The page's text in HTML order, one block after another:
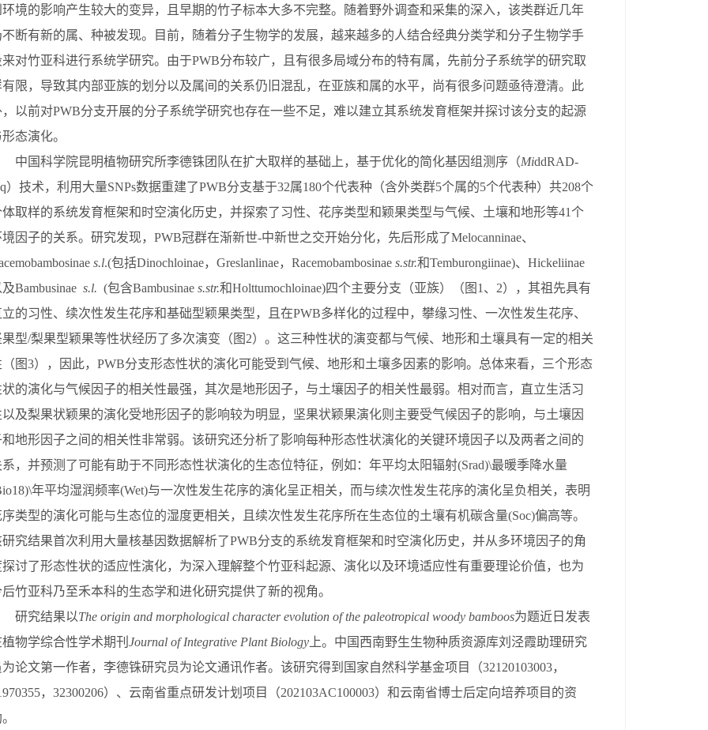
境的影响产生较大的变异，且早期的竹子标本大多不完整。
随着野外调查和采集的深入 ，该类群近几年
不断有新的属、种被发现。目前，随着分子生物学的发展，越来越多的人结合经典分类学和分子生物学手
来对竹亚科进行系统学研究。 由于PWB分布较广，且有很多局域分布的特有属，先前分子系统学的研究取
限， 导致其内部亚族的划分以及属间的关系仍旧混乱，在亚族和属的水平，尚有很多问题亟待澄清。此
以前对PWB分支开展的分子系统学研究也存在一些不足， 难以建立其系统发育框架并探讨该分支的起源
态演化。
中国科学院昆明植物研究所李德铢团队在扩大取样的基础上 ， 基于优化的简化基因组测序（MiddRAD-
）技术，利用大量SNPs数据重建了PWB分支基于32属180个代表种 （含外类群5个属的5个代表种） 共208个
体取样的系统发育框架和时空演化历史，并探索了习性、花序类型和颖果类型与气候、土壤和地形等41个
境因子的关系。研究发现， PWB冠群在渐新世-中新世之交开始分化， 先后形成了Melocanninae、
s.l.(包括Dinochloinae， Greslanlinae， Racemobambosinae s.str.和Temburongiinae)、 Hickeliinae
Bambusinae s.l. (包含Bambusinae s.str.和Holttumochloinae)四个主要分支（亚族） （图 1 、 2），其祖先具有
的习性、 续次性发生花序和基础型颖果类型，且在PWB多样化的过程中，攀缘习性、 一次性发生花序、
型/梨果型颖果等性状经历了多次演变（图 2）。这三种性状的演变都与气候、地形和土壤具有一定的相关
图3），因此， PWB分支形态性状的演化可能受到气候、地形和土壤多 因素的影响。总体来看，三个形态
的演化与气候因子的相关性最强，其次是地形因子，与土壤因子的相关性最弱。 相对而言， 直立生活习
以及梨果状颖果的演化受地形因子的影响较为明显，坚果状颖果演化则 主要受气候因子的影响，与土壤因
和地形因子之间的相关性非常弱。该研究还分析了影响每种形态性状演化的关键环境因子以及两者之间的
， 并预测了可能有助于不同形态性状演化的生态位特征， 例如：年平均太阳辐射(Srad)\最暖季降水量
年平均湿润频率(Wet)与一次性发生花序的演化呈正相关，而与续次性发生花序的演化呈负相关，表明
序类型的演化可能与生态位的湿度更相关， 且 续次性发生花序所在生态位的土壤有机碳含量(Soc)偏高等。
究结果首次利用 大量核基因数据解析了PWB分支的系统发育框架和时空演化历史，并从多环境因子的角
探讨了形态性状的适应性演化，为深入理解整个竹亚科起源、演化以及环境适应性有重要理论价值，也为
竹亚科乃至禾本科的生态学和进化研究提供了新的视角。
研究结果以The origin and morphological character evolution of the paleotropical woody bamboos为题近日发表
物学综合性学术期刊 Journal of Integrative Plant Biology 上。 中国西南野生生物种质资源库刘泾霞助理研究
为论文第一作者，李德铢研究员为论文通讯作者。该研究得到国家自然科学基金项目（32120103003，
， 32300206）、云南省重点研发计划项目（202103AC100003）和云南省博士后定向培养项目的资